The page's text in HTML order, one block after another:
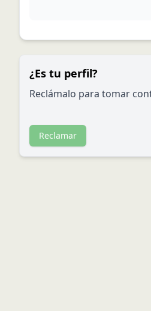
¿Es tu perfil?
Reclámalo para tomar
Reclamar